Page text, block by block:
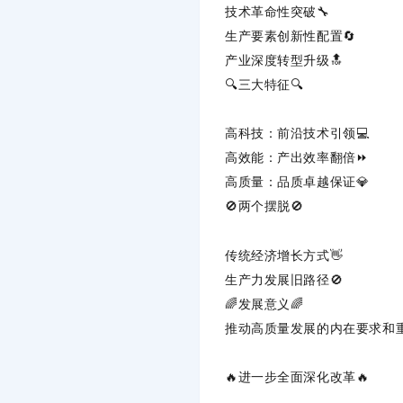
技术革命性突破🔧
生产要素创新性配置🔄
产业深度转型升级🔝
🔍‌三大特征‌🔍
高科技 ‌：前沿技术引领💻
高效能 ‌：产出效率翻倍⏩
高质量 ‌：品质卓越保证💎
🚫‌两个摆脱‌🚫
传统经济增长方式👋
生产力发展旧路径🚫
🌈‌发展意义‌🌈
推动高质量发展的内在要求和
🔥‌进一步全面深化改革‌🔥